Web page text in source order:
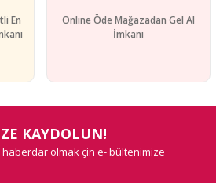
En
Online Öde Mağazadan Gel Al
İmkanı
KAYDOLUN!
olmak çin e- bültenimize